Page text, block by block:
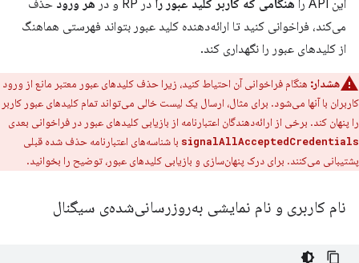
این API را هنگامی که کاربر کلید عبور را در RP و در هر ورود حذف
می‌کند، فراخوانی کنید تا ارائه‌دهنده کلید عبور بتواند فهرستی هماهنگ
از کلیدهای عبور را نگهداری کند.
هشدار: هنگام فراخوانی آن احتیاط کنید، زیرا حذف کلیدهای عبور معتبر مانع از ورود
کاربران با آنها می‌شود. برای مثال، ارسال یک لیست خالی می‌تواند تمام کلیدهای عبور کاربر
را پنهان کند. برخی از ارائه‌دهندگان اعتبارنامه از بازیابی کلیدهای عبور در فراخوانی بعدی
signalAllAcceptedCredentials با شناسه‌های اعتبارنامه حذف شده قبلی
پشتیبانی می‌کنند. برای درک پنهان‌سازی و بازیابی کلیدهای عبور، توضیح را بخوانید.
نام کاربری و نام نمایشی به‌روزرسانی‌شده‌ی سیگنال